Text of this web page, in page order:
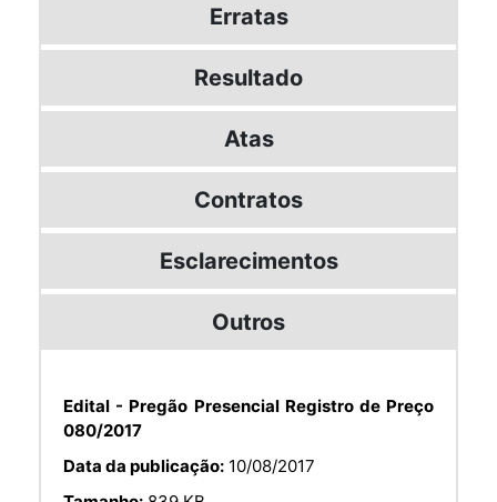
Erratas
Resultado
Atas
Contratos
Esclarecimentos
Outros
Edital - Pregão Presencial Registro de Preço
080/2017
Data da publicação: 10/08/2017